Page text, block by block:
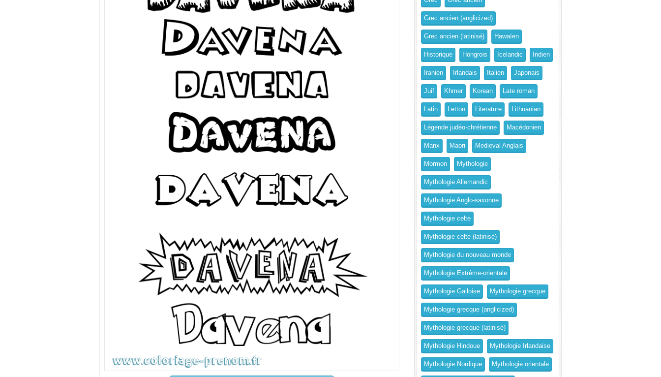
Grec ancien (anglicized)
Grec ancien (latinisé) Hawaïen
Historique Hongrois Icelandic Indien
Iranien Irlandais Italien Japonais
Juif Khmer Korean Late roman
Latin Letton Literature Lithuanian
Légende judéo-chrétienne Macédonien
Manx Maori Medieval Anglais
Mormon Mythologie
Mythologie Allemandic
Mythologie Anglo-saxonne
Mythologie celte
Mythologie celte (latinisé)
Mythologie du nouveau monde
Mythologie Extrême-orientale
Mythologie Galloise Mythologie grecque
Mythologie grecque (anglicized)
Mythologie grecque (latinisé)
Mythologie Hindoue Mythologie Irlandaise
Mythologie Nordique Mythologie orientale